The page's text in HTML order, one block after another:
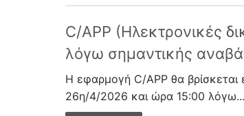
C/APP (Ηλεκτρονικές
λόγω σημαντικής
Η εφαρμογή C/APP θα
26η/4/2026 και ώρα 15:00 λόγω...